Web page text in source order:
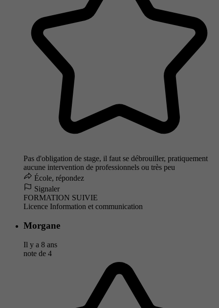
Pas d'obligation de stage, il faut se débrouiller, pratiquement
aucune intervention de professionnels ou très peu
École, répondez
Signaler
FORMATION SUIVIE
Licence Information et communication
Morgane
Il y a 8 ans
note de 4